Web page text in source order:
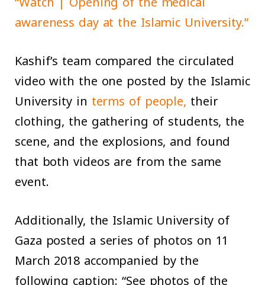
awareness day at the Islamic University.”
Kashif’s team compared the circulated
video with the one posted by the Islamic
University in terms of people, their
clothing, the gathering of students, the
scene, and the explosions, and found
that both videos are from the same
event.
Additionally, the Islamic University of
Gaza posted a series of photos on 11
March 2018 accompanied by the